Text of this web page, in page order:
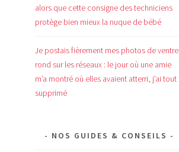
alors que cette consigne des techniciens
protège bien mieux la nuque de bébé
Je postais fièrement mes photos de ventre
rond sur les réseaux : le jour où une amie
m’a montré où elles avaient atterri, j’ai tout
supprimé
NOS GUIDES & CONSEILS